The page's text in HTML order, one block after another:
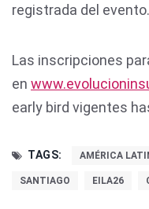
registrada del evento.
Las inscripciones
en
early bird vigentes
TAGS: AMÉRICA
SANTIAGO EILA26